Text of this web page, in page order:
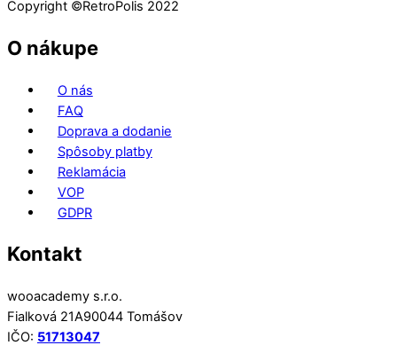
Copyright ©️RetroPolis 2022
O nákupe
O nás
FAQ
Doprava a dodanie
Spôsoby platby
Reklamácia
VOP
GDPR
Kontakt
wooacademy s.r.o.
Fialková 21A90044 Tomášov
IČO: 51713047